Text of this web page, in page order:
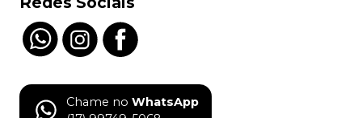
Chame no WhatsApp